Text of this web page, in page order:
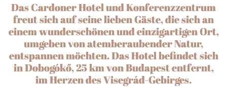
Das Cardoner Hotel und Konferenzzentrum
freut sich auf seine lieben Gäste, die sich an
einem wunderschönen und einzigartigen Ort,
umgeben von atemberaubender Natur,
entspannen möchten. Das Hotel befindet sich
in Dobogókő, 25 km von Budapest entfernt,
im Herzen des Visegrád-Gebirges.